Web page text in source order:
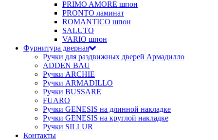
PRIMO AMORE шпон
PRONTO ламинат
ROMANTICO шпон
SALUTO
VARIO шпон
Фурнитура дверная
Ручки для раздвижных дверей Армадилло
ADDEN BAU
Ручки ARCHIE
Ручки ARMADILLO
Ручки BUSSARE
FUARO
Ручки GENESIS на длинной накладке
Ручки GENESIS на круглой накладке
Ручки SILLUR
Контакты